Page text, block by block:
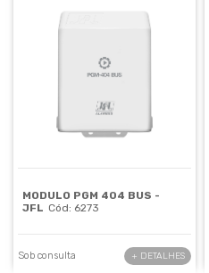
MODULO PGM 404 BUS -
JFL Cód: 6273
Sob consulta + DETALHES